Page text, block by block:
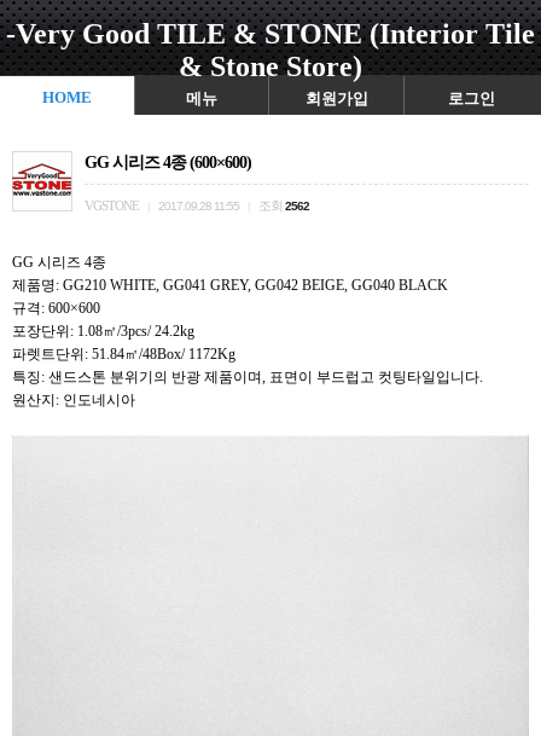
-Very Good TILE & STONE (Interior Tile
& Stone Store)
HOME 메뉴 회원가입 로그인
GG 시리즈 4종 (600×600)
VGSTONE 2017.09.28 11:55 조회 2562
GG 시리즈 4종
제품명: GG210 WHITE, GG041 GREY, GG042 BEIGE, GG040 BLACK
규격: 600×600
포장단위: 1.08㎡/3pcs/ 24.2kg
파렛트단위: 51.84㎡/48Box/ 1172Kg
특징: 샌드스톤 분위기의 반광 제품이며, 표면이 부드럽고 컷팅타일입니다.
원산지: 인도네시아